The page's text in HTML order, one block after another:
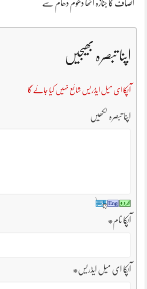
انصاف کا جنازہ اٹھا دھوم دھام سے
اپنا تبصرہ بھیجیں
آپکا ای میل ایڈریس شائع نہیں کیا جائے گا
اپنا تبصرہ لکھیں
آپکا نام*
آپکا ای میل ایڈریس*